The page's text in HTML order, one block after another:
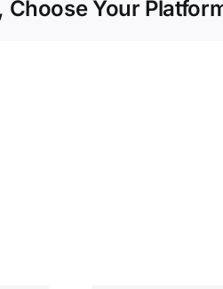
Choose Your